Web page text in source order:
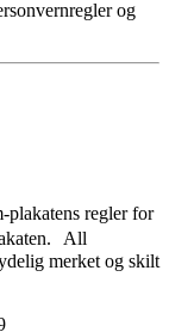
og
plakatens regler for
All
merket og skilt